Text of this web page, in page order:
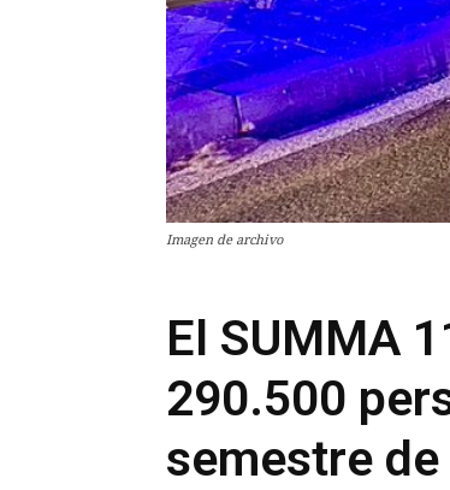
Imagen de archivo
El SUMMA
290.500
semestre